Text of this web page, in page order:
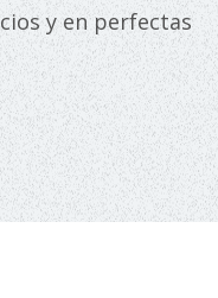
y en perfectas